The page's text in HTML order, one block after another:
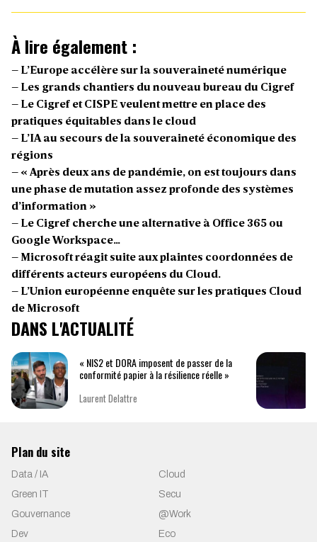
À lire également :
– L’Europe accélère sur la souveraineté numérique
– Les grands chantiers du nouveau bureau du Cigref
– Le Cigref et CISPE veulent mettre en place des
pratiques équitables dans le cloud
– L’IA au secours de la souveraineté économique des
régions
– « Après deux ans de pandémie, on est toujours dans
une phase de mutation assez profonde des systèmes
d’information »
– Le Cigref cherche une alternative à Office 365 ou
Google Workspace…
– Microsoft réagit suite aux plaintes coordonnées de
différents acteurs européens du Cloud.
– L’Union européenne enquête sur les pratiques Cloud
de Microsoft
DANS L'ACTUALITÉ
« NIS2 et DORA imposent de passer de la
conformité papier à la résilience réelle »
Laurent Delattre
Plan du site
Data / IA
Cloud
Green IT
Secu
Gouvernance
@Work
Dev
Eco